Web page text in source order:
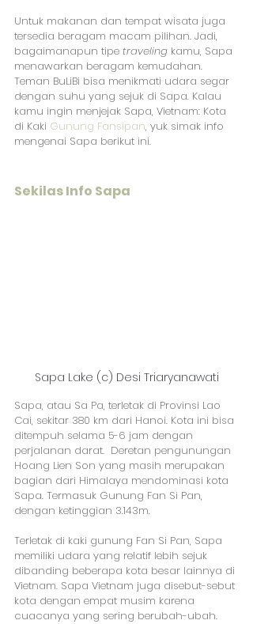
Untuk makanan dan tempat wisata juga
tersedia beragam macam pilihan. Jadi,
bagaimanapun tipe traveling kamu, Sapa
menawarkan beragam kemudahan.
Teman BuLiBi bisa menikmati udara segar
dengan suhu yang sejuk di Sapa. Kalau
kamu ingin menjejak Sapa, Vietnam: Kota
di Kaki Gunung Fansipan, yuk simak info
mengenai Sapa berikut ini.
Sekilas Info Sapa
Sapa Lake (c) Desi Triaryanawati
Sapa, atau Sa Pa, terletak di Provinsi Lao
Cai, sekitar 380 km dari Hanoi. Kota ini bisa
ditempuh selama 5-6 jam dengan
perjalanan darat.  Deretan pengunungan
Hoang Lien Son yang masih merupakan
bagian dari Himalaya mendominasi kota
Sapa. Termasuk Gunung Fan Si Pan,
dengan ketinggian 3.143m.
Terletak di kaki gunung Fan Si Pan, Sapa
memiliki udara yang relatif lebih sejuk
dibanding beberapa kota besar lainnya di
Vietnam. Sapa Vietnam juga disebut-sebut
kota dengan empat musim karena
cuacanya yang sering berubah-ubah.